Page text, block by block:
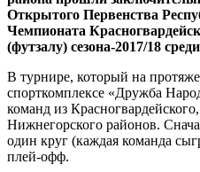
Открытого Первенства
Чемпионата
(футзалу) сезона-2017/18
В турнире, который на
спорткомплексе «Дружба
команд из
Нижнегорского районов.
один круг (каждая команда
плей-офф.